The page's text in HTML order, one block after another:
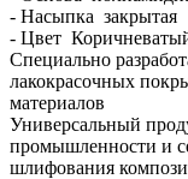
- Насыпка закрытая
- Цвет
Специально
лакокрасочных
материалов
Универсальный
промышленности и
шлифования